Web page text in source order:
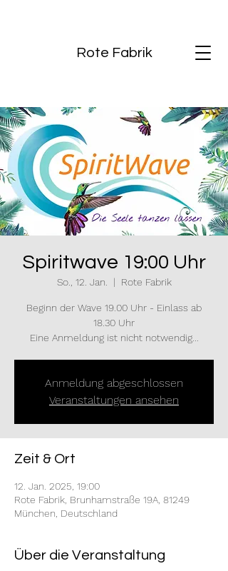
Rote Fabrik
Spiritwave 19:00 Uhr
So., 12. Jan.
  |
Rote Fabrik
Beginn der Wave 19.00 Uhr - Einlass ab
18.30 Uhr
Eine Anmeldung ist nicht notwendig...
Anmeldung abgeschlossen
Veranstaltungen ansehen
Zeit & Ort
12. Jan. 2025, 19:00
Rote Fabrik, Brunhamstraße 19A, 81249
München, Deutschland
Über die Veranstaltung